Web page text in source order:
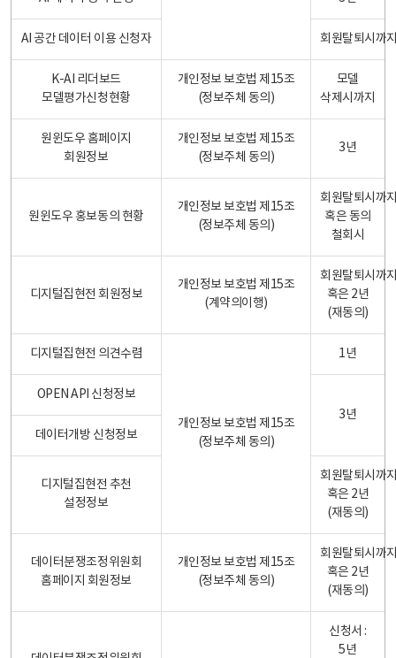
AI 공간 데이터 이용 신청자 회원탈퇴시까
K-AI 리더보드
모델평가신청현황
개인정보 보호법 제15조
(정보주체 동의)
모델
삭제시까지
원윈도우 홈페이지
회원정보
개인정보 보호법 제15조
(정보주체 동의)
3년
원윈도우 홍보동의 현황
개인정보 보호법 제15조
(정보주체 동의)
회원탈퇴시까
혹은 동의
철회시
디지털집현전 회원정보
개인정보 보호법 제15조
(계약의이행)
회원탈퇴시까
혹은 2년
(재동의)
디지털집현전 의견수렴
개인정보 보호법 제15조
(정보주체 동의)
1년
OPEN API 신청정보
3년
데이터개방 신청정보
디지털집현전 추천
설정정보
회원탈퇴시까
혹은 2년
(재동의)
데이터분쟁조정위원회
홈페이지 회원정보
개인정보 보호법 제15조
(정보주체 동의)
회원탈퇴시까
혹은 2년
(재동의)
신청서 :
5년